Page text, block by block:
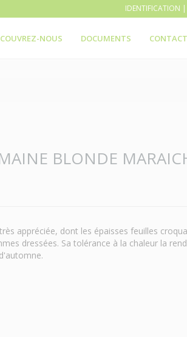
IDENTIFICATION |
NOUS DOCUMENTS CONTACT
BLONDE
appréciée, dont les épaisses feuilles
dressées. Sa tolérance à la chaleur la